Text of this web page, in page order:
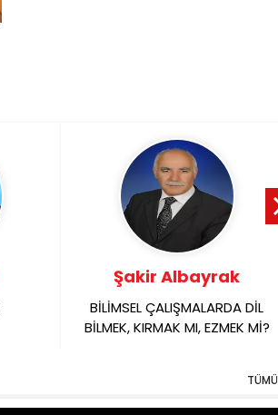
Şakir Albayrak
BİLİMSEL ÇALIŞMALARDA DİL
BİLMEK, KIRMAK MI, EZMEK Mİ?
TÜMÜ